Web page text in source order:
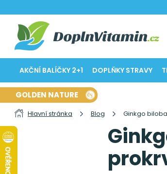
AKČNÍ BALÍČKY 2+1 DOPLŇKY STRAVY
GOLDEN NATURE
Hlavní stránka Blog Ginkgo